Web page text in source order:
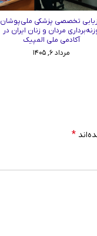
تخصصی پزشکی ملی‌پوشان
مردان و زنان ایران در
آکادمی ملی المپیک
مرداد ۶, ۱۴۰۵
*